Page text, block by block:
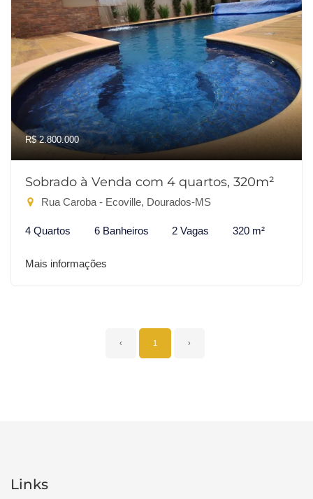
R$ 2.800.000
Sobrado à Venda com 4 quartos, 320m²
Rua Caroba - Ecoville, Dourados-MS
4 Quartos 6 Banheiros 2 Vagas 320 m²
Mais informações
‹ 1 ›
Links